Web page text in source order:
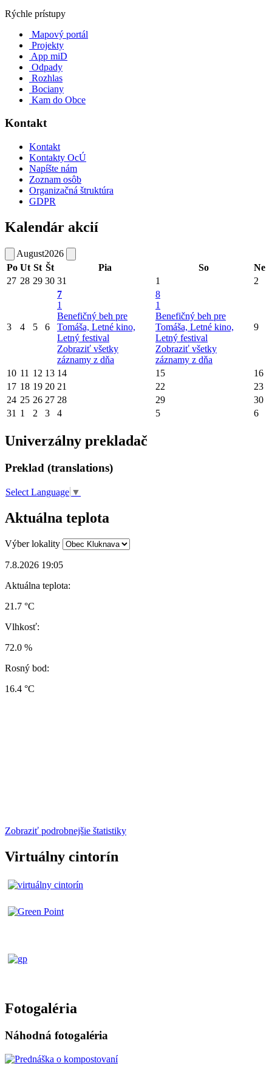
Rýchle prístupy
Mapový portál
Projekty
App miD
Odpady
Rozhlas
Bociany
Kam do Obce
Kontakt
Kontakt
Kontakty OcÚ
Napíšte nám
Zoznam osôb
Organizačná štruktúra
GDPR
Kalendár akcií
August2026
Po Ut St Št Pia So
Ne
27 28 29 30 31 1 2
3 4 5 6
7
1
Benefičný beh pre
Tomáša, Letné kino,
Letný festival
Zobraziť všetky
záznamy z dňa
8
1
Benefičný beh pre
Tomáša, Letné kino,
Letný festival
Zobraziť všetky
záznamy z dňa
9
10 11 12 13 14 15
16
17 18 19 20 21 22
23
24 25 26 27 28 29
30
31 1 2 3 4 5 6
Univerzálny prekladač
Preklad (translations)
Select Language ▼
Aktuálna teplota
Výber lokality
7.8.2026 19:05
Aktuálna teplota:
21.7 °C
Vlhkosť:
72.0 %
Rosný bod:
16.4 °C
Zobraziť podrobnejšie štatistiky
Virtuálny cintorín
Fotogaléria
Náhodná fotogaléria